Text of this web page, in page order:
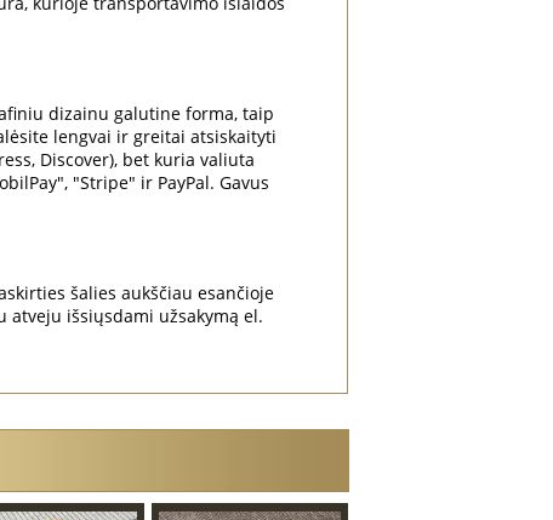
dizainu galutine forma, taip
lengvai ir greitai atsiskaityti
Discover), bet kuria valiuta
"Stripe" ir PayPal. Gavus
šalies aukščiau esančioje
atveju išsiųsdami užsakymą el.